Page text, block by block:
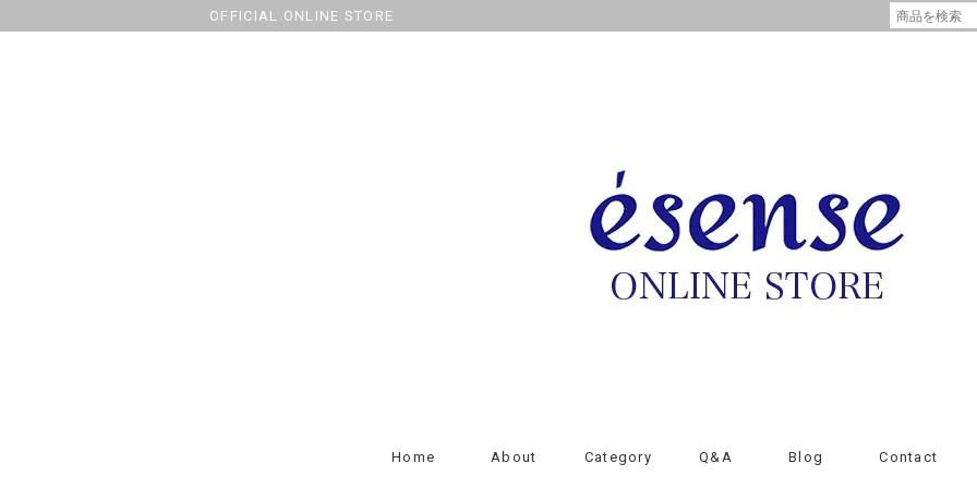
OFFICIAL ONLINE STORE
Home About Category Q&A Blog Contact